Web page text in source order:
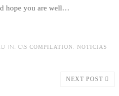
hope you are well…
IN: C\S COMPILATION NOTICIAS
NEXT POST